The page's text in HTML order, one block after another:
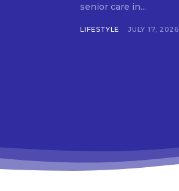
senior care in...
LIFESTYLE JULY 17, 2026